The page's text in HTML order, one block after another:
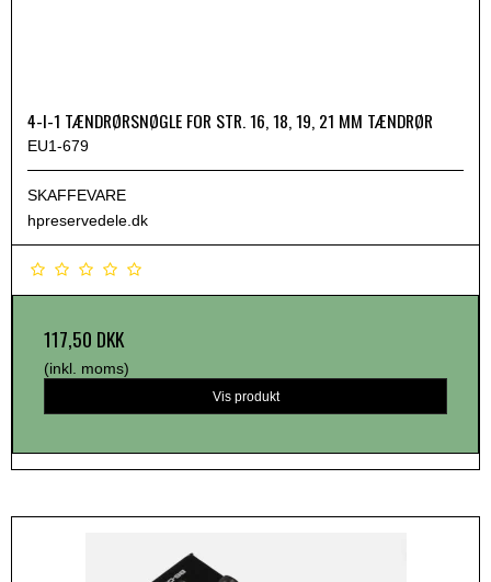
4-I-1 TÆNDRØRSNØGLE FOR STR. 16, 18, 19, 21 MM TÆNDRØR
EU1-679
SKAFFEVARE
hpreservedele.dk
117,50 DKK
(inkl. moms)
Vis produkt